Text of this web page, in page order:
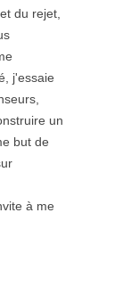
du rejet,
j'essaie
un
but de
à me